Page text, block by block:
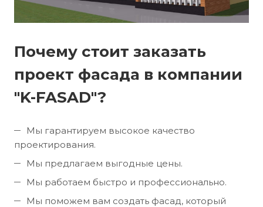
Почему стоит заказать
проект фасада в компании
"K-FASAD"?
Мы гарантируем высокое качество
проектирования.
Мы предлагаем выгодные цены.
Мы работаем быстро и профессионально.
Мы поможем вам создать фасад, который